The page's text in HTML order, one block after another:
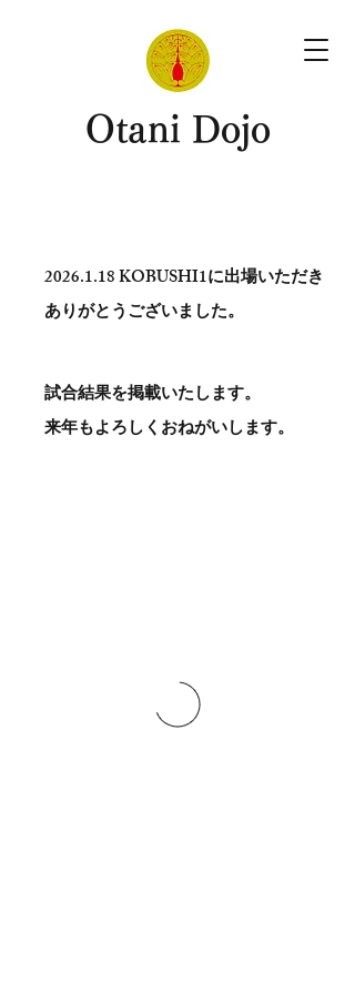
​Otani Dojo
2026.1.18KOBUSHI1に出場いただき
ありがとう​ございました。
試合結果を掲載いたします。
​来年もよろしくおねがいします。